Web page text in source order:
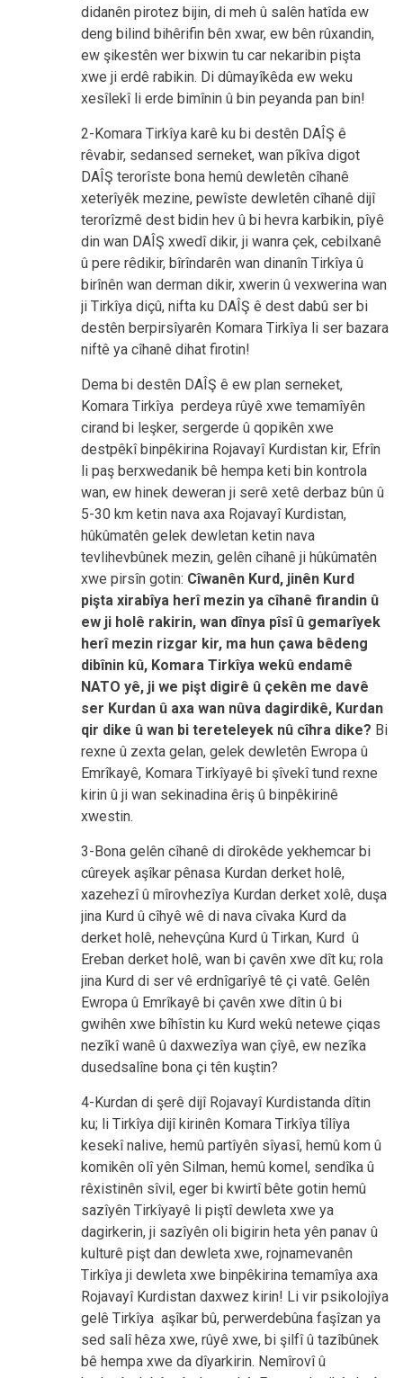
didanên pirotez bijin, di meh û salên hatîda ew
deng bilind bihêrifin bên xwar, ew bên rûxandin,
ew şikestên wer bixwin tu car nekaribin pişta
xwe ji erdê rabikin. Di dûmayîkêda ew weku
xesîlekî li erde bimînin û bin peyanda pan bin!
2-Komara Tirkîya karê ku bi destên DAÎŞ ê
rêvabir, sedansed serneket, wan pîkîva digot
DAÎŞ terorîste bona hemû dewletên cîhanê
xeterîyêk mezine, pewîste dewletên cîhanê dijî
terorîzmê dest bidin hev û bi hevra karbikin, pîyê
din wan DAÎŞ xwedî dikir, ji wanra çek, cebilxanê
û pere rêdikir, bîrîndarên wan dinanîn Tirkîya û
birînên wan derman dikir, xwerin û vexwerina wan
ji Tirkîya diçû, nifta ku DAÎŞ ê dest dabû ser bi
destên berpirsîyarên Komara Tirkîya li ser bazara
niftê ya cîhanê dihat firotin!
Dema bi destên DAÎŞ ê ew plan serneket,
Komara Tirkîya perdeya rûyê xwe temamîyên
cirand bi leşker, sergerde û qopikên xwe
destpêkî binpêkirina Rojavayî Kurdistan kir, Efrîn
li paş berxwedanik bê hempa keti bin kontrola
wan, ew hinek deweran ji serê xetê derbaz bûn û
5-30 km ketin nava axa Rojavayî Kurdistan,
hûkûmatên gelek dewletan ketin nava
tevlihevbûnek mezin, gelên cîhanê ji hûkûmatên
xwe pirsîn gotin: Cîwanên Kurd, jinên Kurd
pişta xirabîya herî mezin ya cîhanê firandin û
ew ji holê rakirin, wan dînya pîsî û gemarîyek
herî mezin rizgar kir, ma hun çawa bêdeng
dibînin kû, Komara Tirkîya wekû endamê
NATO yê, ji we pişt digirê û çekên me davê
ser Kurdan û axa wan nûva dagirdikê, Kurdan
qir dike û wan bi tereteleyek nû cîhra dike? Bi
rexne û zexta gelan, gelek dewletên Ewropa û
Emrîkayê, Komara Tirkîyayê bi şîvekî tund rexne
kirin û ji wan sekinadina êriş û binpêkirinê
xwestin.
3-Bona gelên cîhanê di dîrokêde yekhemcar bi
cûreyek aşîkar pênasa Kurdan derket holê,
xazehezî û mîrovhezîya Kurdan derket xolê, duşa
jina Kurd û cîhyê wê di nava cîvaka Kurd da
derket holê, nehevçûna Kurd û Tirkan, Kurd û
Ereban derket holê, wan bi çavên xwe dît ku; rola
jina Kurd di ser vê erdnîgarîyê tê çi vatê. Gelên
Ewropa û Emrîkayê bi çavên xwe dîtin û bi
gwihên xwe bîhîstin ku Kurd wekû netewe çiqas
nezîkî wanê û daxwezîya wan çîyê, ew nezîka
dusedsalîne bona çi tên kuştin?
4-Kurdan di şerê dijî Rojavayî Kurdistanda dîtin
ku; li Tirkîya dijî kirinên Komara Tirkîya tîlîya
kesekî nalive, hemû partîyên sîyasî, hemû kom û
komikên olî yên Silman, hemû komel, sendîka û
rêxistinên sîvil, eger bi kwirtî bête gotin hemû
sazîyên Tirkîyayê li piştî dewleta xwe ya
dagirkerin, ji sazîyên oli bigirin heta yên panav û
kulturê pişt dan dewleta xwe, rojnamevanên
Tirkîya ji dewleta xwe binpêkirina temamîya axa
Rojavayî Kurdistan daxwez kirin! Li vir psikolojîya
gelê Tirkîya aşîkar bû, perwerdebûna faşîzan ya
sed salî hêza xwe, rûyê xwe, bi şilfî û tazîbûnek
bê hempa xwe da dîyarkirin. Nemîrovî û